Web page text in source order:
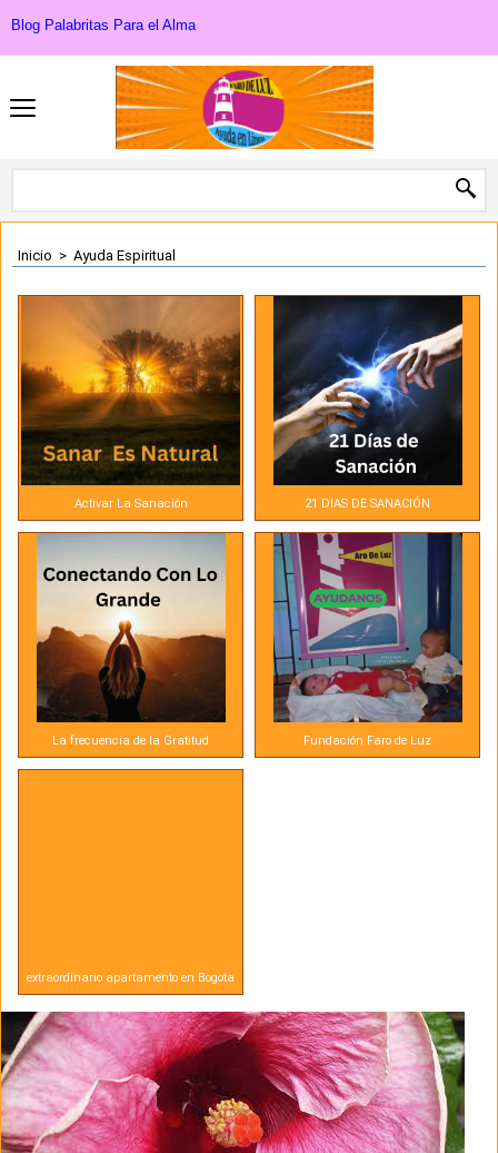
Blog Palabritas Para el Alma
Inicio > Ayuda Espiritual
Activar La Sanación 21 DIAS DE SANACIÓN
La frecuencia de la Gratitud Fundación Faro de Luz
extraordinario apartamento en Bogota